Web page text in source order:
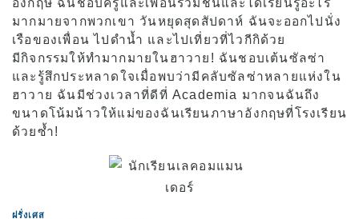
อังกฤษ ฉันชอบครูและเพื่อนร่วมชั้นและได้เรียนรู้อะไร
มากมายจากพวกเขา วันหยุดสุดสัปดาห์ ฉันจะออกไปนั่ง
เรือของเพื่อน ไปดำน้ำ และไปเที่ยวที่ไวกีกิด้วย
มีกิจกรรมให้ทำมากมายในฮาวาย! ฉันชอบเต้นซัลซ่า
และรู้สึกประหลาดใจเมื่อพบว่ามีคลับซัลซ่าหลายแห่งใน
ฮาวาย ฉันมีช่วงเวลาที่ดีที่ Academia มากจนฉันถึง
ขนาดโน้มน้าวให้แม่ของฉันเรียนภาษาอังกฤษที่โรงเรียน
ด้วยซ้ำ!
ฝรั่งเศส